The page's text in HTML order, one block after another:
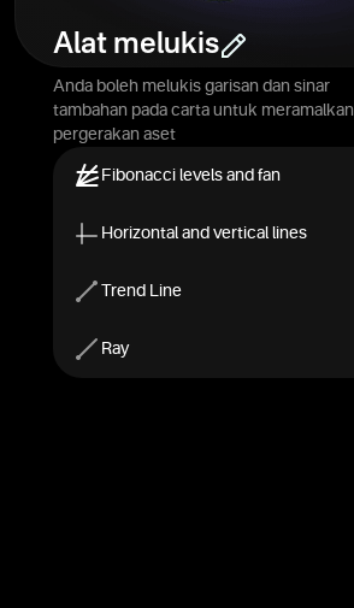
Alat melukis
Anda boleh melukis garisan dan sinar
tambahan pada carta untuk meramalkan
pergerakan aset
Fibonacci levels and fan
Horizontal and vertical lines
Trend Line
Ray